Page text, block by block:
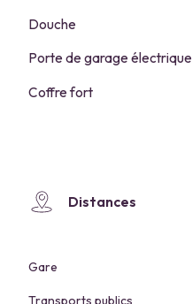
Douche
Porte de garage électrique
Coffre fort
Distances
Gare
Transports publics